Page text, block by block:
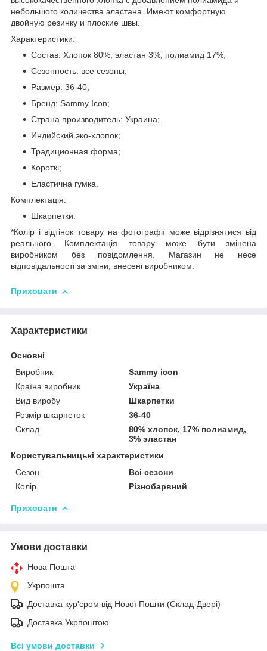
небольшого количества эластана. Имеют комфортную
двойную резинку и плоские швы.
Характеристики:
Состав: Хлопок 80%, эластан 3%, полиамид 17%;
Сезонность: все сезоны;
Размер: 36-40;
Бренд: Sammy Icon;
Страна производитель: Украина;
Индийский эко-хлопок;
Традиционная форма;
Короткі;
Еластична гумка.
Комплектація:
Шкарпетки.
*Колір і відтінок товару на фотографії може відрізнятися від
реального. Комплектація товару може бути змінена
виробником без повідомлення. Магазин не несе
відповідальності за зміни, внесені виробником.
Приховати
Характеристики
Основні
Виробник
Sammy icon
Країна виробник
Україна
Вид виробу
Шкарпетки
Розмір шкарпеток
36-40
Склад
80% хлопок, 17% полиамид,
3% эластан
Користувальницькі характеристики
Сезон
Всі сезони
Колір
Різнобарвний
Приховати
Умови доставки
Нова Пошта
Укрпошта
Доставка кур'єром від Нової Пошти (Склад-Двері)
Доставка Укрпоштою
Всі умови доставки